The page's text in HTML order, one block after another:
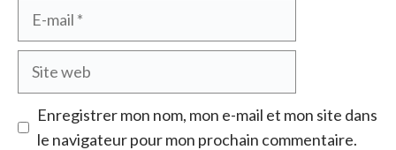
Site
Enregistrer mon nom, mon e-mail et mon site dans
le navigateur pour mon prochain commentaire.